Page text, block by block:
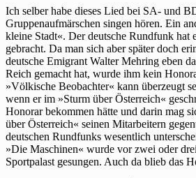
Ich selber habe dieses Lied bei SA- und
Gruppenaufmärschen singen hören. Ein
kleine Stadt«. Der deutsche Rundfunk hat
gebracht. Da man sich aber später doch
deutsche Emigrant Walter Mehring eben
Reich gemacht hat, wurde ihm kein
»Völkische Beobachter« kann überzeugt
wenn er im »Sturm über Österreich«
Honorar bekommen hätte und darin mag
über Österreich« seinen Mitarbeitern
deutschen Rundfunks wesentlich
»Die Maschinen« wurde vor zwei oder
Sportpalast gesungen. Auch da blieb das